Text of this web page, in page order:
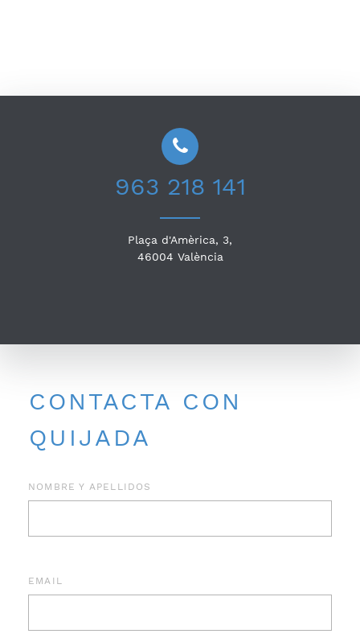
963 218 141
Plaça d'Amèrica, 3,
46004 València
CONTACTA CON
QUIJADA
NOMBRE Y APELLIDOS
EMAIL